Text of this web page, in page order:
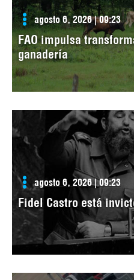
agosto 6, 2026 | 09:23
FAO impulsa
ganadería
agosto 6, 2026 | 09:23
Fidel Castro está